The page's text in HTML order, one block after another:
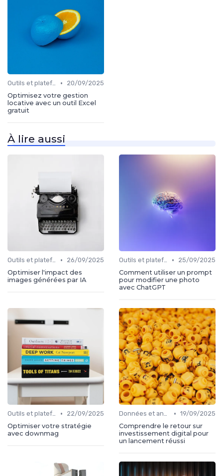
Outils et plateformes •
20/09/2025
Optimisez votre gestion
locative avec un outil Excel
gratuit
À lire aussi
Outils et plateformes •
26/09/2025
Optimiser l'impact des
images générées par IA
Outils et plateformes •
25/09/2025
Comment utiliser un prompt
pour modifier une photo
avec ChatGPT
Outils et plateformes •
22/09/2025
Optimiser votre stratégie
avec downmag
Données et analytics • 19/09/2025
Comprendre le retour sur
investissement digital pour
un lancement réussi